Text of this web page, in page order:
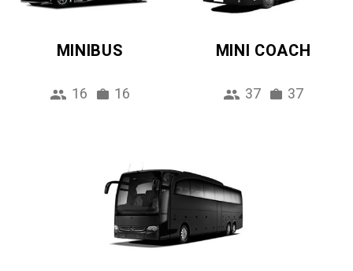
MINIBUS
16 16
MINI COACH
37 37